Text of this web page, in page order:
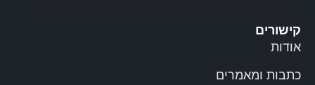
קישורים
אודות
כתבות ומאמרים